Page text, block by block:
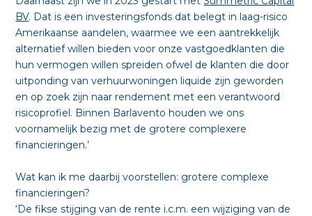
BV. Dat is een investeringsfonds dat belegt in laag-risico
Amerikaanse aandelen, waarmee we een aantrekkelijk
alternatief willen bieden voor onze vastgoedklanten die
hun vermogen willen spreiden ofwel de klanten die door
uitponding van verhuurwoningen liquide zijn geworden
en op zoek zijn naar rendement met een verantwoord
risicoprofiel. Binnen Barlavento houden we ons
voornamelijk bezig met de grotere complexere
financieringen.’
Wat kan ik me daarbij voorstellen: grotere complexe
financieringen?
‘De fikse stijging van de rente i.c.m. een wijziging van de